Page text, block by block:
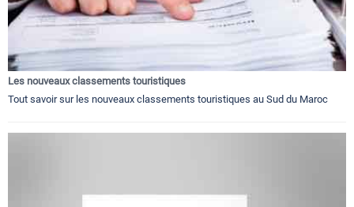
Les nouveaux classements touristiques
Tout savoir sur les nouveaux classements touristiques au Sud du Maroc